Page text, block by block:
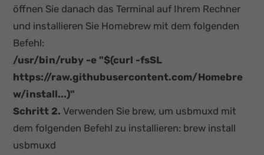
öffnen Sie danach das Terminal auf Ihrem Rechner
und installieren Sie Homebrew mit dem folgenden
Befehl:
/usr/bin/ruby -e "$(curl -fsSL
https://raw.githubusercontent.com/Homebre
w/install...)"
Schritt 2. Verwenden Sie brew, um usbmuxd mit
dem folgenden Befehl zu installieren: brew install
usbmuxd